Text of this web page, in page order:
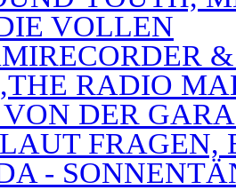
VOLLEN
RADIO
DER
LAUT
-